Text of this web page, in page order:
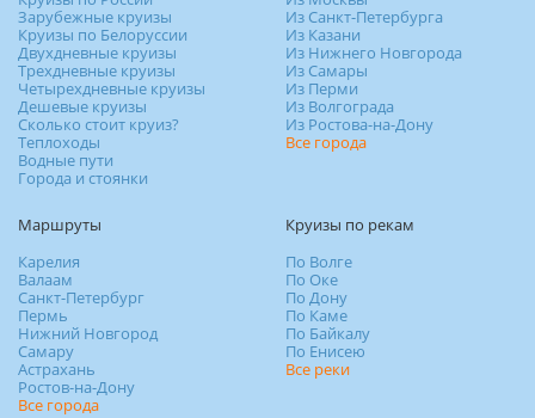
Зарубежные круизы
Круизы по Белоруссии
Двухдневные круизы
Трехдневные круизы
Четырехдневные круизы
Дешевые круизы
Сколько стоит круиз?
Теплоходы
Водные пути
Города и стоянки
Из Санкт-Петербурга
Из Казани
Из Нижнего Новгорода
Из Самары
Из Перми
Из Волгограда
Из Ростова-на-Дону
Все города
Маршруты
Карелия
Валаам
Санкт-Петербург
Пермь
Нижний Новгород
Самару
Астрахань
Ростов-на-Дону
Все города
Круизы по рекам
По Волге
По Оке
По Дону
По Каме
По Байкалу
По Енисею
Все реки